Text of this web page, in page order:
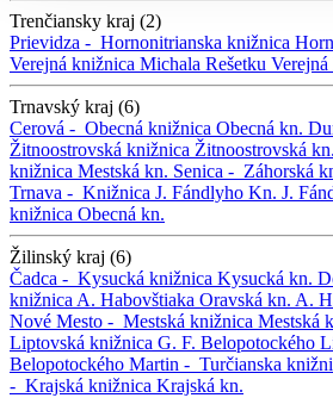
Trenčiansky kraj (2)
Prievidza - Hornonitrianska knižnica
Verejná knižnica Michala Rešetku
Trnavský kraj (6)
Cerová - Obecná knižnica Obecná kn.
Žitnoostrovská knižnica Žitnoostrovská kn.
knižnica Mestská kn. Senica - Záhorská
Trnava - Knižnica J. Fándlyho Kn. J.
knižnica Obecná kn.
Žilinský kraj (6)
Čadca - Kysucká knižnica Kysucká kn.
knižnica A. Habovštiaka Oravská kn. A.
Nové Mesto - Mestská knižnica Mestská
Liptovská knižnica G. F. Belopotockého
Belopotockého Martin - Turčianska
- Krajská knižnica Krajská kn.